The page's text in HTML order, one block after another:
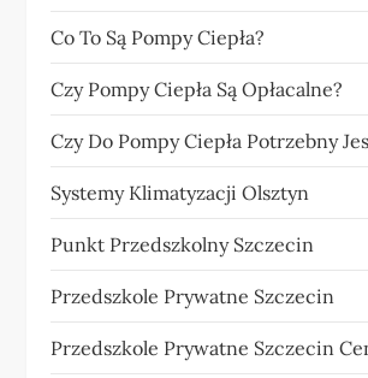
Co To Są Pompy Ciepła?
Czy Pompy Ciepła Są Opłacalne?
Czy Do Pompy Ciepła Potrzebny
Systemy Klimatyzacji Olsztyn
Punkt Przedszkolny Szczecin
Przedszkole Prywatne Szczecin
Przedszkole Prywatne Szczecin